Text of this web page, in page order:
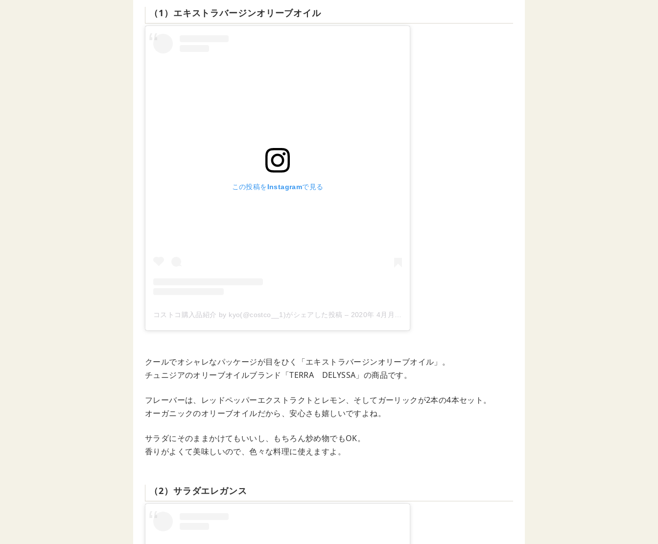
（1）エキストラバージンオリーブオイル
この投稿をInstagramで見る
コストコ購入品紹介 by kyo(@costco__1)がシェアした投稿 – 2020年 4月月22日午前1時01分PDT
クールでオシャレなパッケージが目をひく「エキストラバージンオリーブオイル」。
チュニジアのオリーブオイルブランド「TERRA DELYSSA」の商品です。
フレーバーは、レッドペッパーエクストラクトとレモン、そしてガーリックが2本の4本セット。
オーガニックのオリーブオイルだから、安心さも嬉しいですよね。
サラダにそのままかけてもいいし、もちろん炒め物でもOK。
香りがよくて美味しいので、色々な料理に使えますよ。
（2）サラダエレガンス